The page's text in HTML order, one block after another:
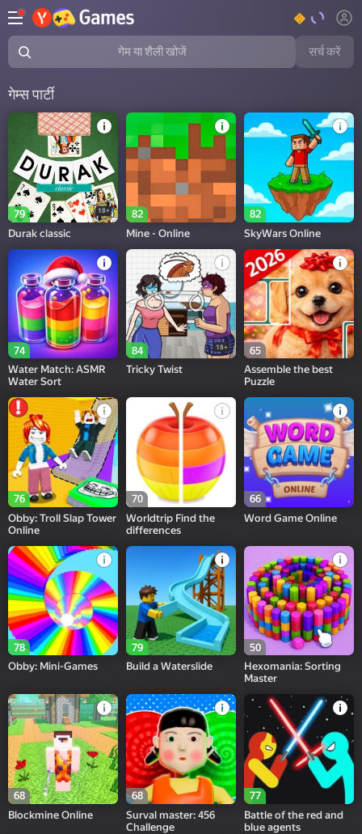
गेम या शैली खोजें सर्च करें
गेम्स पार्टी
79 18+
Durak classic
82
Mine - Online
82
SkyWars Online
74
Water Match: ASMR
Water Sort
84 18+
Tricky Twist
65
Assemble the best
Puzzle
76
Obby: Troll Slap Tower
Online
70
Worldtrip Find the
differences
66
Word Game Online
78
Obby: Mini-Games
79
Build a Waterslide
50
Hexomania: Sorting
Master
68
Blockmine Online
68
Surval master: 456
Challenge
77
Battle of the red and
blue agents